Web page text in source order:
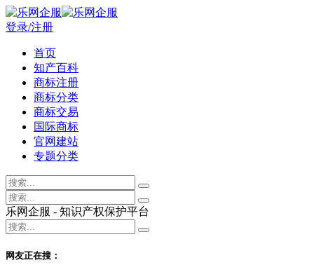
登录/注册
首页
知产百科
商标注册
商标分类
商标交易
国际商标
官网建站
专题分类
乐网企服 - 知识产权保护平台
网友正在搜：